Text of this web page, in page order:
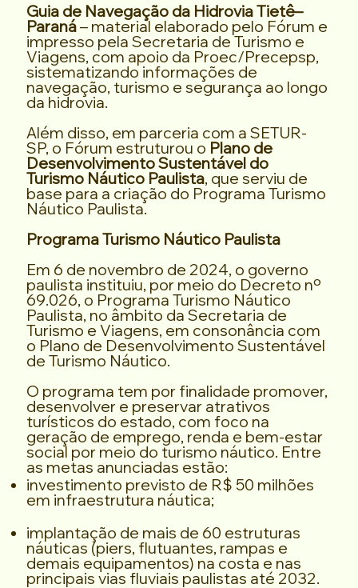
Guia de Navegação da Hidrovia Tietê–
Paraná– material elaborado pelo Fórum e
impresso pela Secretaria de Turismo e
Viagens, com apoio da Proec/Precepsp,
sistematizando informações de
navegação, turismo e segurança ao longo
da hidrovia.
Além disso, em parceria com a SETUR-
SP, o Fórum estruturou o Plano de
Desenvolvimento Sustentável do
Turismo Náutico Paulista, que serviu de
base para a criação do Programa Turismo
Náutico Paulista.
Programa Turismo Náutico Paulista
Em 6 de novembro de 2024, o governo
paulista instituiu, por meio do Decreto nº
69.026, o Programa Turismo Náutico
Paulista, no âmbito da Secretaria de
Turismo e Viagens, em consonância com
o Plano de Desenvolvimento Sustentável
de Turismo Náutico.
O programa tem por finalidade promover,
desenvolver e preservar atrativos
turísticos do estado, com foco na
geração de emprego, renda e bem-estar
social por meio do turismo náutico. Entre
as metas anunciadas estão:
investimento previsto de R$ 50 milhões
em infraestrutura náutica;
implantação de mais de 60 estruturas
náuticas (piers, flutuantes, rampas e
demais equipamentos) na costa e nas
principais vias fluviais paulistas até 2032.